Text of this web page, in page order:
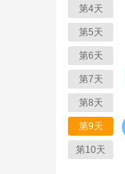
第4天
第5天
第6天
第7天
第8天
第9天
第10天